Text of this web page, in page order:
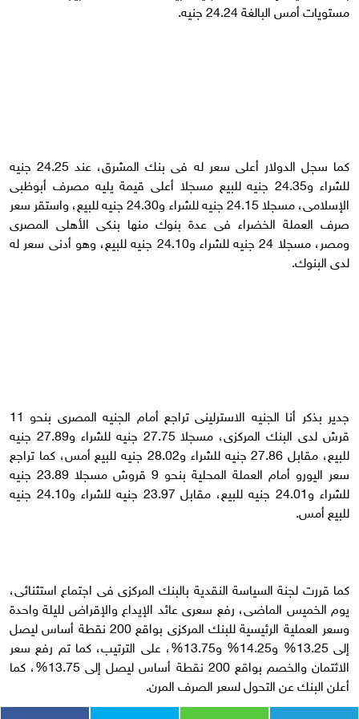
مستويات أمس البالغة 24.24 جنيه.
كما سجل الدولار أعلى سعر له فى بنك المشرق، عند 24.25 جنيه
للشراء و24.35 جنيه للبيع مسجلا أعلى قيمة يليه مصرف أبوظبى
الإسلامى، مسجلا 24.15 جنيه للشراء و24.30 جنيه للبيع، واستقر سعر
صرف العملة الخضراء فى عدة بنوك منها بنكى الأهلى المصرى
ومصر، مسجلا 24 جنيه للشراء و24.10 جنيه للبيع، وهو أدنى سعر له
لدى البنوك.
جدير بذكر أنا الجنيه الاسترلينى تراجع أمام الجنيه المصرى بنحو 11
قرش لدى البنك المركزى، مسجلا 27.75 جنيه للشراء و27.89 جنيه
للبيع، مقابل 27.86 جنيه للشراء و28.02 جنيه للبيع أمس، كما تراجع
سعر اليورو أمام العملة المحلية بنحو 9 قروش مسجلا 23.89 جنيه
للشراء و24.01 جنيه للبيع، مقابل 23.97 جنيه للشراء و24.10 جنيه
للبيع أمس.
كما قررت لجنة السياسة النقدية بالبنك المركزى فى اجتماع استثنائى،
يوم الخميس الماضى، رفع سعرى عائد الإيداع والإقراض لليلة واحدة
وسعر العملية الرئيسية للبنك المركزى بواقع 200 نقطة أساس ليصل
إلى 13.25% و14.25% و13.75%، على الترتيب، كما تم رفع سعر
الائتمان والخصم بواقع 200 نقطة أساس ليصل إلى 13.75%، كما
أعلن البنك عن التحول لسعر الصرف المرن.